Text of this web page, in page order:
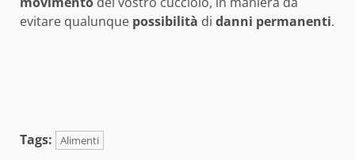
evitare qualunque possibilità di danni permanenti.
Tags: Alimenti